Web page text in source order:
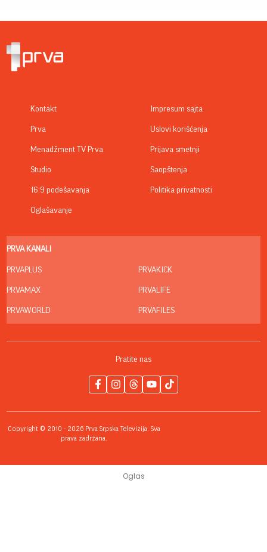
Kontakt
Prva
Menadžment TV Prva
Studio
16:9 podešavanja
Oglašavanje
Impresum sajta
Uslovi korišćenja
Prijava smetnji
Saopštenja
Politika privatnosti
PRVA KANALI
PRVAPLUS
PRVAMAX
PRVAWORLD
PRVAKICK
PRVALIFE
PRVAFILES
Pratite nas
Copyright © 2010 - 2026 Prva Srpska Televizija. Sva
prava zadržana.